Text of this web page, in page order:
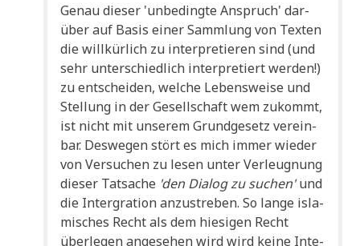
Genau die­ser 'unbe­ding­te Anspruch' dar­
über auf Basis einer Samm­lung von Tex­ten
die will­kür­lich zu inter­pre­tie­ren sind (und
sehr unter­schied­lich inter­pre­tiert wer­den!)
zu ent­schei­den, wel­che Lebens­wei­se und
Stel­lung in der Gesell­schaft wem zukommt,
ist nicht mit unse­rem Grund­ge­setz ver­ein­
bar. Des­we­gen stört es mich immer wie­der
von Ver­su­chen zu lesen unter Ver­leug­nung
die­ser Tat­sa­che 'den Dia­log zu suchen'und
die Inter­gra­ti­on anzu­stre­ben. So lan­ge isla­
mi­sches Recht als dem hie­si­gen Recht
über­le­gen ange­se­hen wird wird kei­ne Inte­